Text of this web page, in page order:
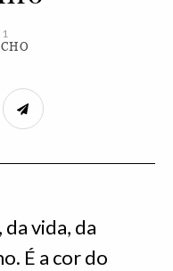
da vida, da
É a cor do